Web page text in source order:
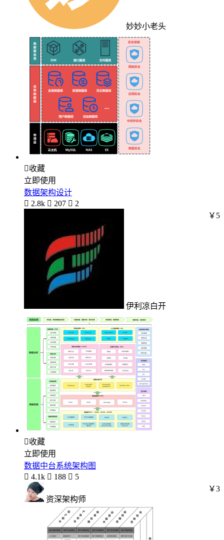
妙妙小老头
收藏
立即使用
数据架构设计
 2.8k  207  2
伊利凉白开
￥5
收藏
立即使用
数据中台系统架构图
 4.1k  188  5
资深架构师
￥3